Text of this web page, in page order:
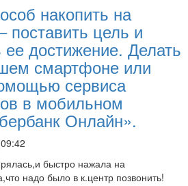
накопить на
поставить цель и
ее достижение. Делать
смартфоне или
сервиса
в мобильном
Онлайн».
быстро нажала на
надо было в к.центр позвонить!